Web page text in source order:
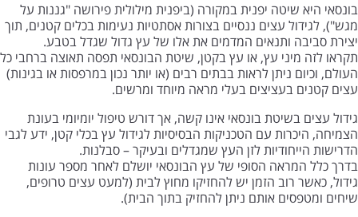
בונסאי היא שיטה יפנית במקורה (ביפנית מילולית פירושה "גננות על
מגש"), לגידול עצים ננסיים בצורות אסתטיות נעימות בכלים קטנים, תוך
יצירת סביבה ותנאים המדמים את אלו של עץ גדול שגדל בטבע.
תקראו לזה מיני עץ, או עץ בקטן, שיטת הבונסאי תפסה תאוצה ברחבי כל
העולם, וכיום ניתן לראות בבתים רבים (או יותר נכון במרפסות או בגינות)
עצים קטנים בעציצים בעלי מראה מיוחד ומרשים.
גידול עצים בשיטת בונסאי אינו קשה, אך דורש טיפול יומיומי בעונת
הצמיחה, היכרות עם הטכניקות הבסיסיות לגידול עץ בכלי קטן, ידע לגבי
הדרישות הייחודיות לזן העץ שמגדלים ובעיקר – סבלנות.
בדרך כלל המראה הסופי של עץ הבונסאי יושלם לאחר מספר עונות
גידול, כאשר רוב הזמן יש להחזיקו מחוץ לבית (למעט עצים טרופים,
שיחים ומטפסים אותם ניתן להחזיק בתוך הבית).